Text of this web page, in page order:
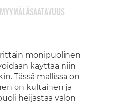
monipuolinen
käyttää niin
Tässä mallissa on
on kultainen ja
heijastaa valon
MYYMÄLÄSAATAVUUS